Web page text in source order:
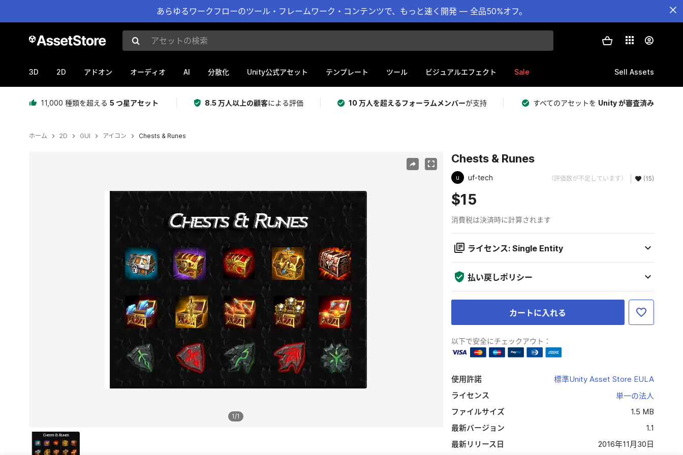
あらゆるワークフローのツール・フレームワーク・コンテンツで、もっと速く開発 — 全品50%オフ。
アセットの検索
3D 2D アドオン オーディオ AI 分散化 Unity公式アセット テンプレート ツール ビジュアルエフェクト Sale Sell Assets
11,000 種類を超える 5 つ星アセット 8.5 万人以上の顧客による評価 10 万人を超えるフォーラムメンバーが支持 すべてのアセットを Unity が審査済み
ホーム 2D GUI アイコン Chests & Runes
1/1
Chests & Runes
u uf-tech （評価数が不足しています） (15)
$15
消費税は決済時に計算されます
ライセンス: Single Entity
払い戻しポリシー
カートに入れる
以下で安全にチェックアウト：
使用許諾
標準Unity Asset Store EULA
ライセンス
単一の法人
ファイルサイズ
1.5 MB
最新バージョン
1.1
最新リリース日
2016年11月30日